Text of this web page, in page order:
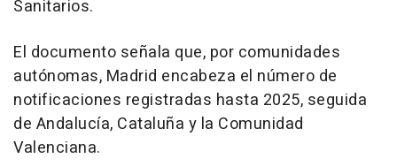
Sanitarios.
El documento señala que, por comunidades
autónomas, Madrid encabeza el número de
notificaciones registradas hasta 2025, seguida
de Andalucía, Cataluña y la Comunidad
Valenciana.